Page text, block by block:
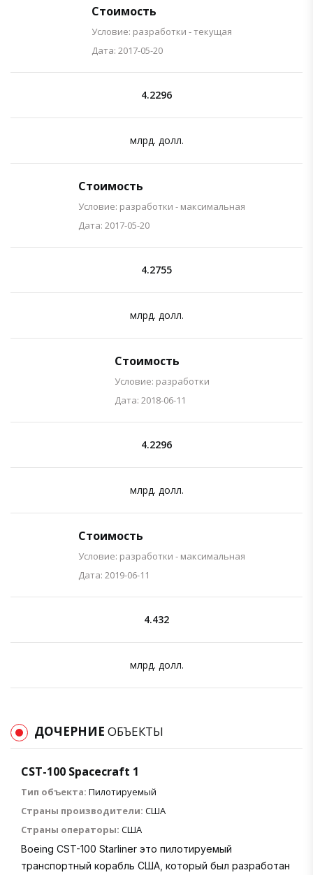
Стоимость
Условие: разработки - текущая
Дата: 2017-05-20
4.2296
млрд. долл.
Стоимость
Условие: разработки - максимальная
Дата: 2017-05-20
4.2755
млрд. долл.
Стоимость
Условие: разработки
Дата: 2018-06-11
4.2296
млрд. долл.
Стоимость
Условие: разработки - максимальная
Дата: 2019-06-11
4.432
млрд. долл.
ДОЧЕРНИЕ ОБЪЕКТЫ
CST-100 Spacecraft 1
Тип объекта: Пилотируемый
Страны производители: США
Страны операторы: США
Boeing CST-100 Starliner это пилотируемый
транспортный корабль США, который был разработан